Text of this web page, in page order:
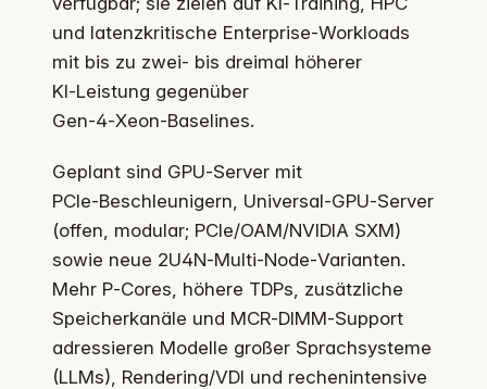
und latenzkritische Enterprise‑Workloads
mit bis zu zwei‑ bis dreimal höherer
KI‑Leistung gegenüber
Gen‑4‑Xeon‑Baselines.
Geplant sind GPU‑Server mit
PCIe‑Beschleunigern, Universal‑GPU‑Server
(offen, modular; PCIe/OAM/NVIDIA SXM)
sowie neue 2U4N‑Multi‑Node‑Varianten.
Mehr P‑Cores, höhere TDPs, zusätzliche
Speicherkanäle und MCR‑DIMM‑Support
adressieren Modelle großer Sprachsysteme
(LLMs), Rendering/VDI und rechenintensive